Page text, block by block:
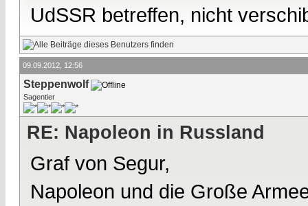
UdSSR betreffen, nicht
09.09.2012, 12:56
Steppenwolf
Sagentier
RE: Napoleon in Russland
Graf von Segur,
Napoleon und die Große